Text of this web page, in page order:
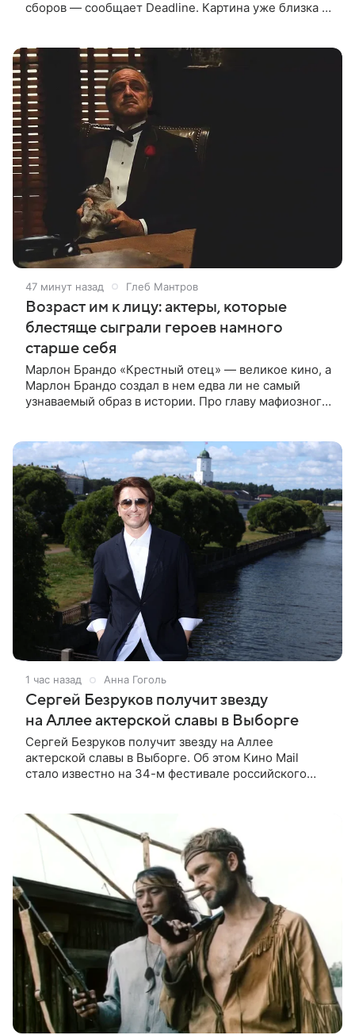
сборов — сообщает Deadline. Картина уже близка к
47 минут назад Глеб Мантров
Возраст им к лицу: актеры, которые
блестяще сыграли героев намного
старше себя
Марлон Брандо «Крестный отец» — великое кино, а
Марлон Брандо создал в нем едва ли не самый
узнаваемый образ в истории. Про главу мафиозного
1 час назад Анна Гоголь
Сергей Безруков получит звезду
на Аллее актерской славы в Выборге
Сергей Безруков получит звезду на Аллее
актерской славы в Выборге. Об этом Кино Mail
стало известно на 34-м фестивале российского